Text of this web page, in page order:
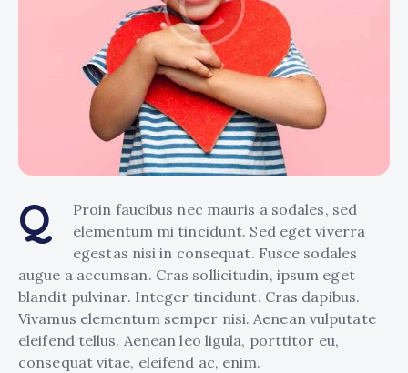
Q
Proin faucibus nec mauris a sodales, sed
elementum mi tincidunt. Sed eget viverra
egestas nisi in consequat. Fusce sodales
augue a accumsan. Cras sollicitudin, ipsum eget
blandit pulvinar. Integer tincidunt. Cras dapibus.
Vivamus elementum semper nisi. Aenean vulputate
eleifend tellus. Aenean leo ligula, porttitor eu,
consequat vitae, eleifend ac, enim.